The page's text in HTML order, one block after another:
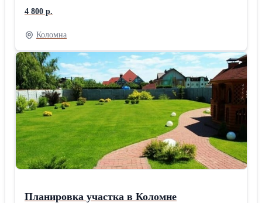
указана в рублях за кубический метр (1м3) с учетом НДС
20%, без доставки и ПМД
4 800 р.
Коломна
Планировка участка в Коломне